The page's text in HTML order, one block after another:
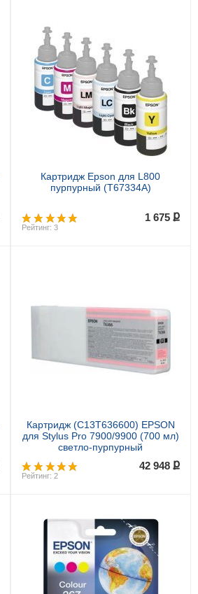
Купить
Картридж Epson для L800
пурпурный (T67334A)
Рейтинг: 3
1 675 ք
Картридж (C13T636600) EPSON
для Stylus Pro 7900/9900 (700 мл)
светло-пурпурный
Рейтинг: 2
42 948 ք
Купить